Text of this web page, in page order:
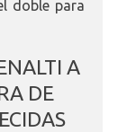
doble para
A
DE